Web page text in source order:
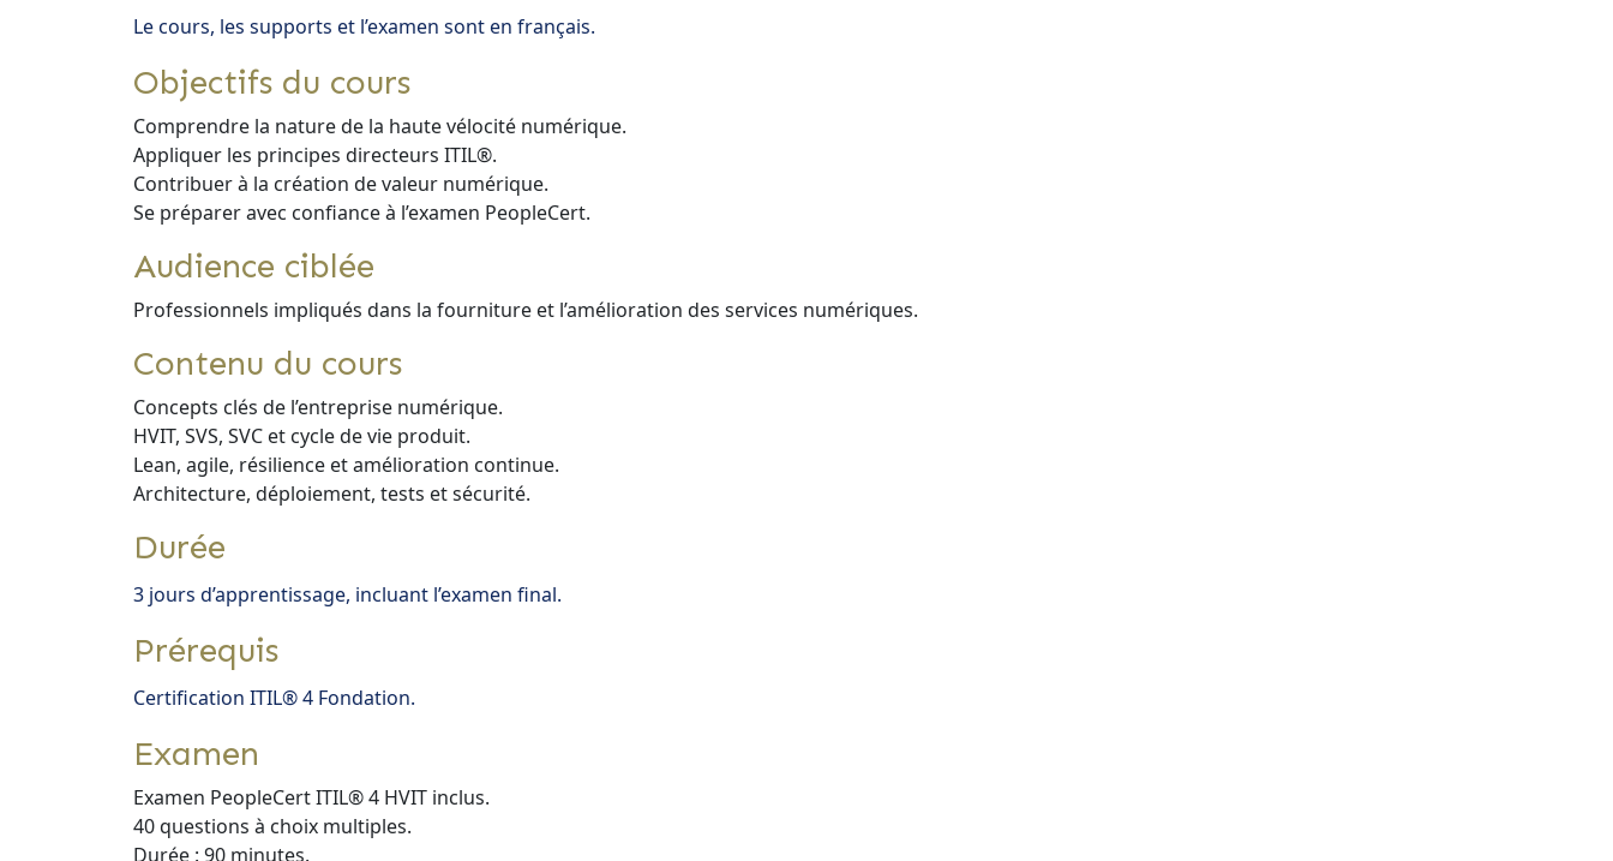
Le cours, les supports et l’examen sont en français.
Objectifs du cours
Comprendre la nature de la haute vélocité numérique.
Appliquer les principes directeurs ITIL®.
Contribuer à la création de valeur numérique.
Se préparer avec confiance à l’examen PeopleCert.
Audience ciblée
Professionnels impliqués dans la fourniture et l’amélioration des services numériques.
Contenu du cours
Concepts clés de l’entreprise numérique.
HVIT, SVS, SVC et cycle de vie produit.
Lean, agile, résilience et amélioration continue.
Architecture, déploiement, tests et sécurité.
Durée
3 jours d’apprentissage, incluant l’examen final.
Prérequis
Certification ITIL® 4 Fondation.
Examen
Examen PeopleCert ITIL® 4 HVIT inclus.
40 questions à choix multiples.
Durée : 90 minutes.